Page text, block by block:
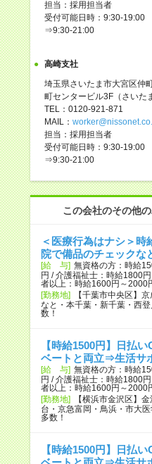
担当：採用担当者
受付可能日時：9:30-
⇒9:30-21:00
高崎支社
埼玉県さいたま市大宮区
町センタービル3F（さいた
TEL：0120-921-871
MAIL：
担当：採用担当者
受付可能日時：9:30-
⇒9:30-21:00
この会社のその他
＜医療行為はナシ＞時
院で備品のチェックな
[給 与] 無資格の方：時給
円 / 介護福祉士：時給1800
者以上：時給1600円～2000
[勤務地]
【千葉市中央区】
なと・本千葉・新千葉・西
数！
【時給1500円】日払
ベートと両立⇒生活サ
[給 与] 無資格の方：時給
円 / 介護福祉士：時給1800
者以上：時給1600円～2000
[勤務地]
【横浜市金沢区】
台・京急富岡・鳥浜・市大
多数！
【時給1500円】日払